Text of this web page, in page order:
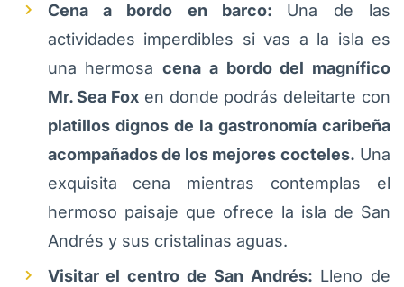
Cena a bordo en barco: Una de las
actividades imperdibles si vas a la isla es
una hermosa cena a bordo del magnífico
Mr. Sea Fox en donde podrás deleitarte con
platillos dignos de la gastronomía caribeña
acompañados de los mejores cocteles. Una
exquisita cena mientras contemplas el
hermoso paisaje que ofrece la isla de San
Andrés y sus cristalinas aguas.
Visitar el centro de San Andrés: Lleno de